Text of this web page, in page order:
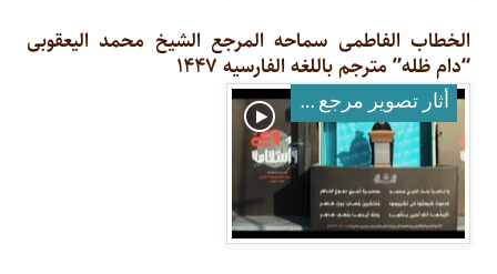
الخطاب الفاطمی سماحه المرجع الشیخ محمد الیعقوبی
“دام ظله” مترجم باللغه الفارسیه ۱۴۴۷
أثار تصوير مرجع معظم له